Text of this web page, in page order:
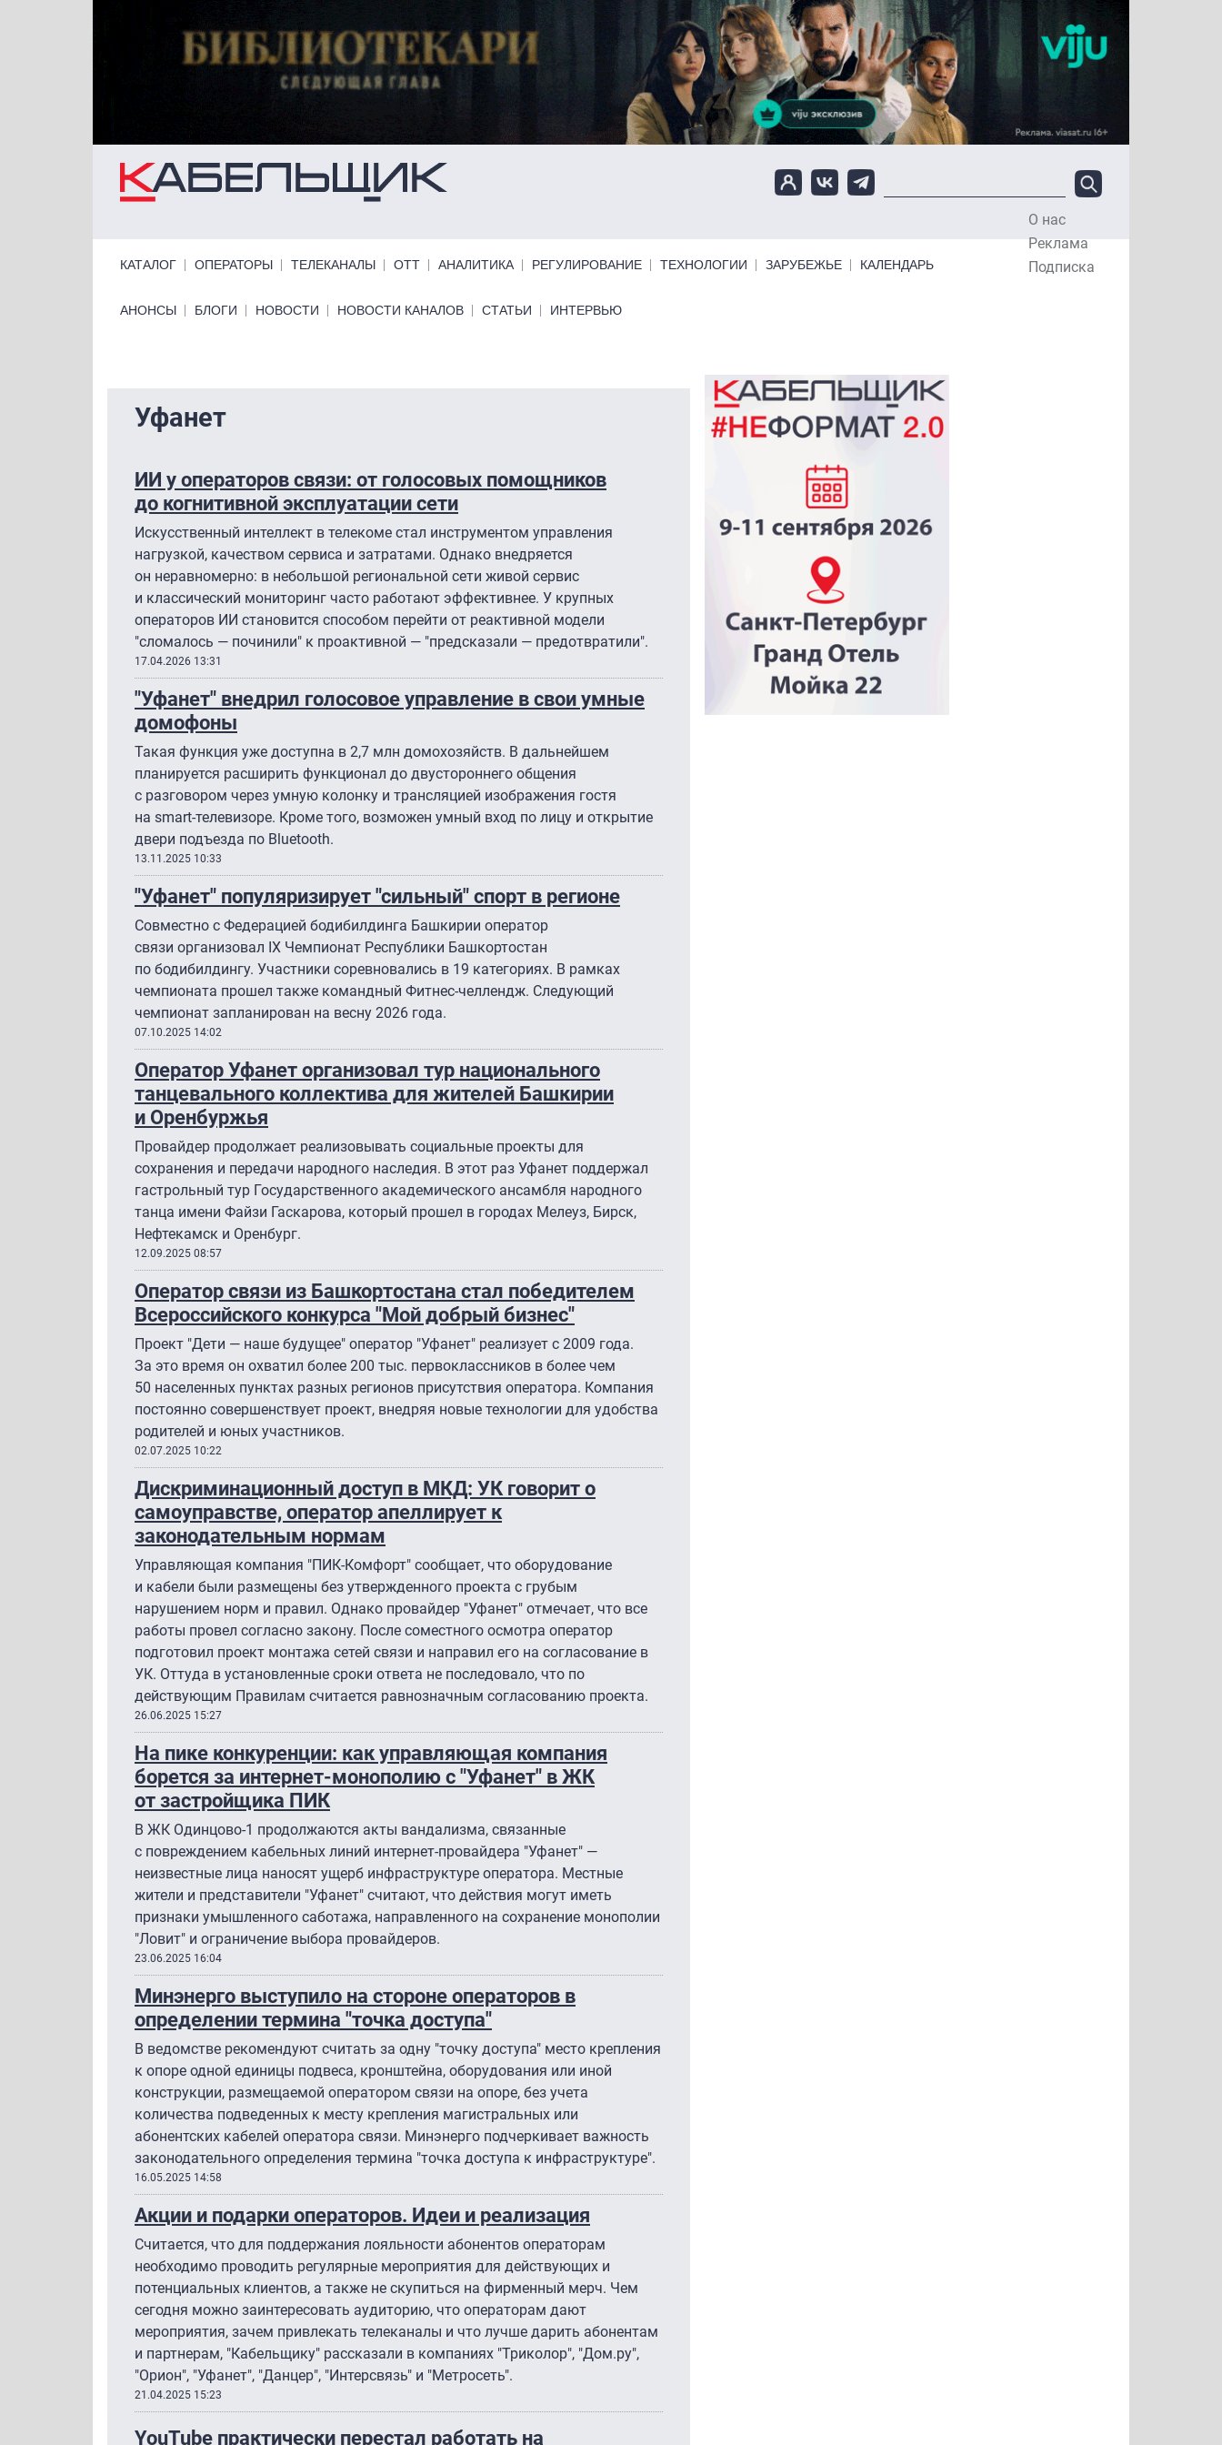
О нас
Реклама
Подписка
КАТАЛОГ ОПЕРАТОРЫ ТЕЛЕКАНАЛЫ ОТТ АНАЛИТИКА РЕГУЛИРОВАНИЕ ТЕХНОЛОГИИ ЗАРУБЕЖЬЕ КАЛЕНДАРЬ
Primary links bottom
АНОНСЫ БЛОГИ НОВОСТИ НОВОСТИ КАНАЛОВ СТАТЬИ ИНТЕРВЬЮ
Уфанет
ИИ у операторов связи: от голосовых помощников
до когнитивной эксплуатации сети
Искусственный интеллект в телекоме стал инструментом управления
нагрузкой, качеством сервиса и затратами. Однако внедряется
он неравномерно: в небольшой региональной сети живой сервис
и классический мониторинг часто работают эффективнее. У крупных
операторов ИИ становится способом перейти от реактивной модели
"сломалось — починили" к проактивной — "предсказали — предотвратили".
17.04.2026 13:31
"Уфанет" внедрил голосовое управление в свои умные
домофоны
Такая функция уже доступна в 2,7 млн домохозяйств. В дальнейшем
планируется расширить функционал до двустороннего общения
с разговором через умную колонку и трансляцией изображения гостя
на smart-телевизоре. Кроме того, возможен умный вход по лицу и открытие
двери подъезда по Bluetooth.
13.11.2025 10:33
"Уфанет" популяризирует "сильный" спорт в регионе
Совместно с Федерацией бодибилдинга Башкирии оператор
связи организовал IX Чемпионат Республики Башкортостан
по бодибилдингу. Участники соревновались в 19 категориях. В рамках
чемпионата прошел также командный Фитнес-челлендж. Следующий
чемпионат запланирован на весну 2026 года.
07.10.2025 14:02
Оператор Уфанет организовал тур национального
танцевального коллектива для жителей Башкирии
и Оренбуржья
Провайдер продолжает реализовывать социальные проекты для
сохранения и передачи народного наследия. В этот раз Уфанет поддержал
гастрольный тур Государственного академического ансамбля народного
танца имени Файзи Гаскарова, который прошел в городах Мелеуз, Бирск,
Нефтекамск и Оренбург.
12.09.2025 08:57
Оператор связи из Башкортостана стал победителем
Всероссийского конкурса "Мой добрый бизнес"
Проект "Дети — наше будущее" оператор "Уфанет" реализует с 2009 года.
За это время он охватил более 200 тыс. первоклассников в более чем
50 населенных пунктах разных регионов присутствия оператора. Компания
постоянно совершенствует проект, внедряя новые технологии для удобства
родителей и юных участников.
02.07.2025 10:22
Дискриминационный доступ в МКД: УК говорит о
самоуправстве, оператор апеллирует к
законодательным нормам
Управляющая компания "ПИК-Комфорт" сообщает, что оборудование
и кабели были размещены без утвержденного проекта с грубым
нарушением норм и правил. Однако провайдер "Уфанет" отмечает, что все
работы провел согласно закону. После соместного осмотра оператор
подготовил проект монтажа сетей связи и направил его на согласование в
УК. Оттуда в установленные сроки ответа не последовало, что по
действующим Правилам считается равнозначным согласованию проекта.
26.06.2025 15:27
На пике конкуренции: как управляющая компания
борется за интернет-монополию с "Уфанет" в ЖК
от застройщика ПИК
В ЖК Одинцово-1 продолжаются акты вандализма, связанные
с повреждением кабельных линий интернет-провайдера "Уфанет" —
неизвестные лица наносят ущерб инфраструктуре оператора. Местные
жители и представители "Уфанет" считают, что действия могут иметь
признаки умышленного саботажа, направленного на сохранение монополии
"Ловит" и ограничение выбора провайдеров.
23.06.2025 16:04
Минэнерго выступило на стороне операторов в
определении термина "точка доступа"
В ведомстве рекомендуют считать за одну "точку доступа" место крепления
к опоре одной единицы подвеса, кронштейна, оборудования или иной
конструкции, размещаемой оператором связи на опоре, без учета
количества подведенных к месту крепления магистральных или
абонентских кабелей оператора связи. Минэнерго подчеркивает важность
законодательного определения термина "точка доступа к инфраструктуре".
16.05.2025 14:58
Акции и подарки операторов. Идеи и реализация
Считается, что для поддержания лояльности абонентов операторам
необходимо проводить регулярные мероприятия для действующих и
потенциальных клиентов, а также не скупиться на фирменный мерч. Чем
сегодня можно заинтересовать аудиторию, что операторам дают
мероприятия, зачем привлекать телеканалы и что лучше дарить абонентам
и партнерам, "Кабельщику" рассказали в компаниях "Триколор", "Дом.ру",
"Орион", "Уфанет", "Данцер", "Интерсвязь" и "Метросеть".
21.04.2025 15:23
YouTube практически перестал работать на